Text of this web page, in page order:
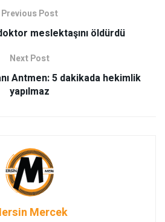
Previous Post
meslektaşını öldürdü
Next Post
Antmen: 5 dakikada hekimlik
yapılmaz
Mercek